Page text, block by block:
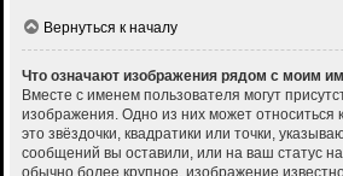
Вернуться к началу
Что означают изображения рядом с моим
Вместе с именем пользователя могут
изображения. Одно из них может
это звёздочки, квадратики или точки,
сообщений вы оставили, или на ваш статус
обычно более крупное, изображение